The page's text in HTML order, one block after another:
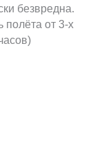
безвредна.
полёта от 3-х